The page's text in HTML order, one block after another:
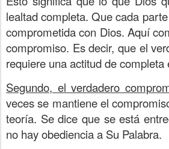
lealtad completa. Que cada
comprometida con Dios. Aquí
compromiso. Es decir, que el
requiere una actitud de completa
Segundo, el verdadero
veces se mantiene el
teoría. Se dice que se está
no hay obediencia a Su Palabra.